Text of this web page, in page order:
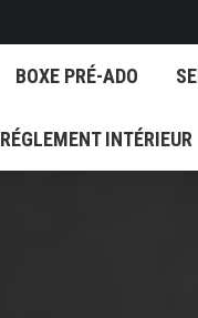
BOXE PRÉ-ADO
RÉGLEMENT INTÉRIEUR